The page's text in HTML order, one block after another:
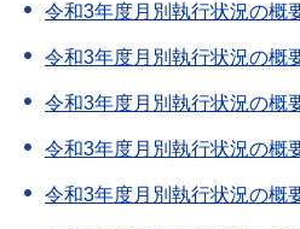
令和3年度月別執行状況の概
令和3年度月別執行状況の概
令和3年度月別執行状況の概
令和3年度月別執行状況の概
令和3年度月別執行状況の概